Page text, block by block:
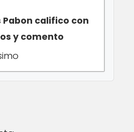
Pabon califico con
y comento